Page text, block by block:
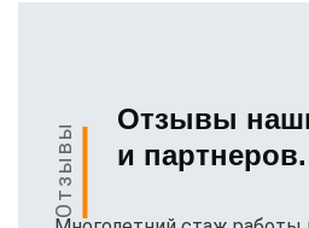
Отзывы
Отзывы
и партнеров.